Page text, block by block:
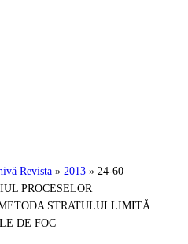
Revista » 2013 » 24-60
PROCESELOR
STRATULUI LIMITĂ
DE FOC